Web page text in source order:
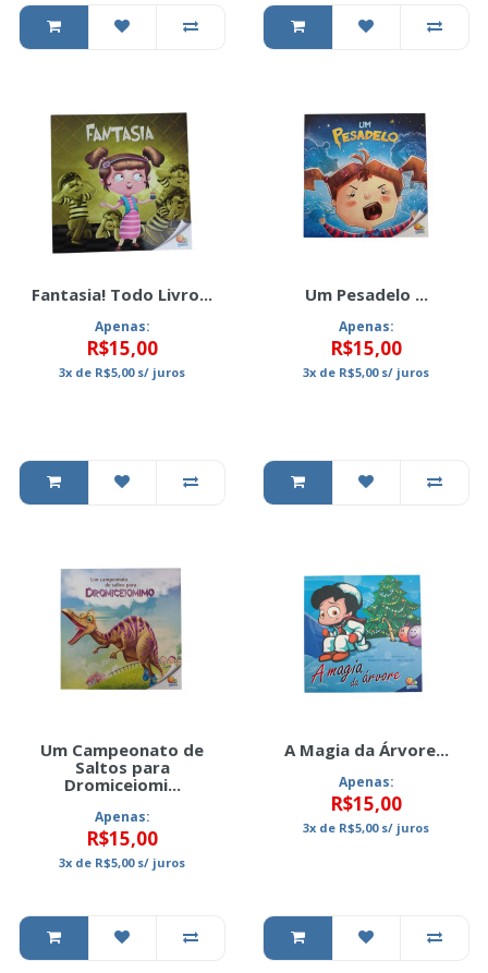
Fantasia! Todo Livro...
Apenas:
R$15,00
3x de R$5,00s/ juros
Um Pesadelo ...
Apenas:
R$15,00
3x de R$5,00s/ juros
Um Campeonato de
Saltos para
Dromiceiomi...
Apenas:
R$15,00
3x de R$5,00s/ juros
A Magia da Árvore...
Apenas:
R$15,00
3x de R$5,00s/ juros